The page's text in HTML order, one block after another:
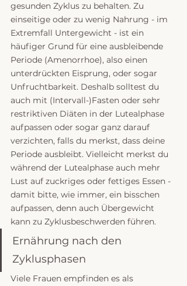
gesunden Zyklus zu behalten. Zu
einseitige oder zu wenig Nahrung - im
Extremfall Untergewicht - ist ein
häufiger Grund für eine ausbleibende
Periode (Amenorrhoe), also einen
unterdrückten Eisprung, oder sogar
Unfruchtbarkeit. Deshalb solltest du
auch mit (Intervall-)Fasten oder sehr
restriktiven Diäten in der Lutealphase
aufpassen oder sogar ganz darauf
verzichten, falls du merkst, dass deine
Periode ausbleibt. Vielleicht merkst du
während der Lutealphase auch mehr
Lust auf zuckriges oder fettiges Essen -
damit bitte, wie immer, ein bisschen
aufpassen, denn auch Übergewicht
kann zu Zyklusbeschwerden führen.
Ernährung nach den
Zyklusphasen
Viele Frauen empfinden es als